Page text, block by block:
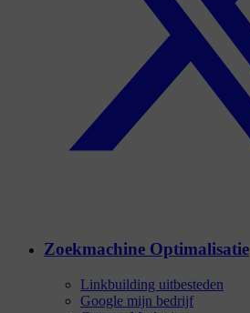
Zoekmachine Optimalisatie
Linkbuilding uitbesteden
Google mijn bedrijf